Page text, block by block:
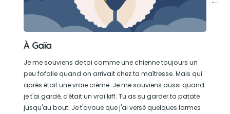
À Gaïa
Je me souviens de toi comme une chienne toujours un
peu fofolle quand on arrivait chez ta maîtresse. Mais qui
après était une vraie crème. Je me souviens aussi quand
je t'ai gardé, c'était un vrai kiff. Tu as su garder ta patate
jusqu'au bout. Je t'avoue que j'ai versé quelques larmes